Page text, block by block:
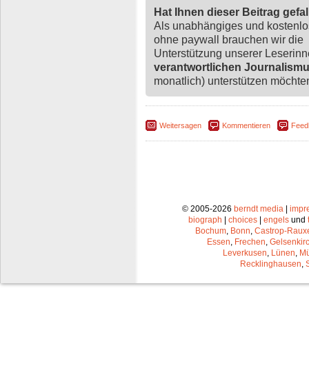
Hat Ihnen dieser Beitrag
Als unabhängiges und
ohne paywall brauchen wir die
Unterstützung unserer
verantwortlichen
monatlich) unterstützen
Weitersagen Kommentieren
© 2005-2026 berndt media|
biograph
choices engels und
Bochum, Bonn, Castrop-
Essen, Frechen,
Leverkusen, Lünen,
Recklinghausen,